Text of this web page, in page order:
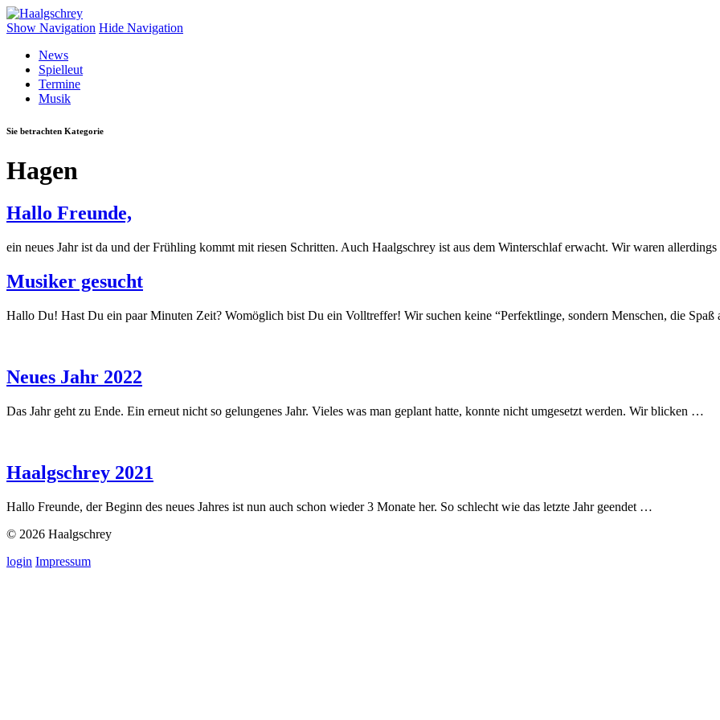
Mittelaltermusik aus Schwäbisch Hall
Show Navigation Hide Navigation
News
Spielleut
Termine
Musik
Sie betrachten Kategorie
Hagen
Hallo Freunde,
ein neues Jahr ist da und der Frühling kommt mit riesen Schritten. Auch Haalgschrey ist aus dem Winterschlaf erwacht. Wir waren
Musiker gesucht
Hallo Du! Hast Du ein paar Minuten Zeit? Womöglich bist Du ein Volltreffer! Wir suchen keine “Perfektlinge, sondern Menschen, die
Neues Jahr 2022
Das Jahr geht zu Ende. Ein erneut nicht so gelungenes Jahr. Vieles was man geplant hatte, konnte nicht umgesetzt werden. Wir blicken …
Haalgschrey 2021
Hallo Freunde, der Beginn des neues Jahres ist nun auch schon wieder 3 Monate her. So schlecht wie das letzte Jahr geendet …
© 2026 Haalgschrey
login Impressum